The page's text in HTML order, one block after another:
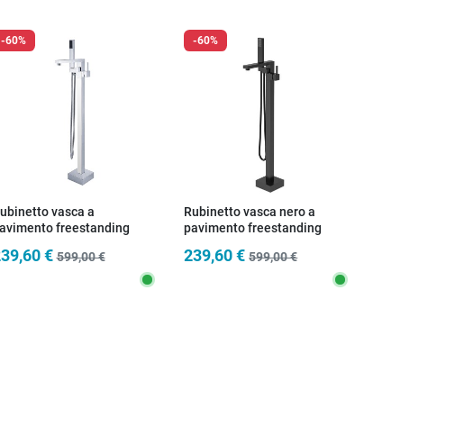
-60%
vasca a
freestanding
€ 599,00 €
-60%
Rubinetto vasca nero a
pavimento freestanding
239,60 € 599,00 €